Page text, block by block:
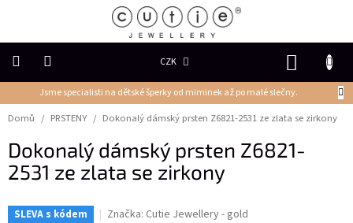
Jsme specialisti na dětské šperky od miminek až po malé slečny.
CZK
DĚTSKÉ
ŠPERKY
PRSTENY
Domů / PRSTENY / Dokonalý dámský prsten Z6821-2531 ze zlata se zirkony
Dokonalý dámský prsten Z6821-
2531 ze zlata se zirkony
SLEVA s kódem Značka: Cutie Jewellery - gold